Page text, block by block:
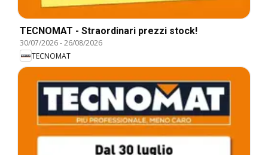
TECNOMAT - Straordinari prezzi stock!
30/07/2026-26/08/2026
TECNOMAT